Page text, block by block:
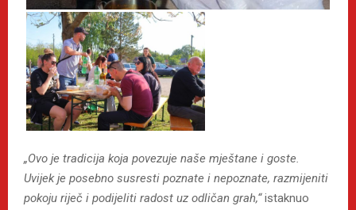
„Ovo je tradicija koja povezuje naše mještane i goste.
Uvijek je posebno susresti poznate i nepoznate, razmijeniti
pokoju riječ i podijeliti radost uz odličan grah,“istaknuo